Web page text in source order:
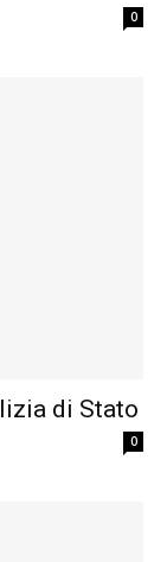
0
di Stato
0